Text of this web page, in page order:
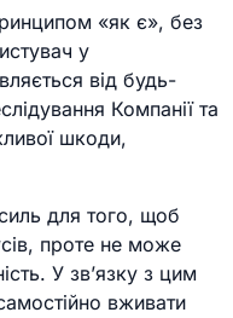
«як є», без
у
від будь-
Компанії та
шкоди,
для того, щоб
проте не може
У зв’язку з цим
вживати